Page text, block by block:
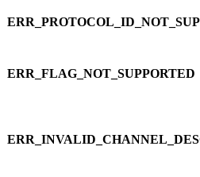
ERR_FLAG_NOT_SUPPORTED